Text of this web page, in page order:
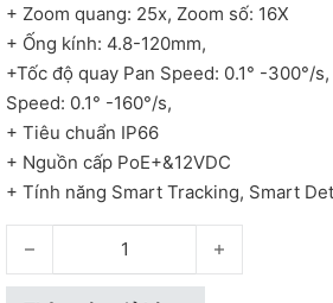
+ Zoom quang: 25x, Zoom số: 16X
+ Ống kính: 4.8-120mm,
+Tốc độ quay Pan Speed: 0.1° -300°/
Speed: 0.1° -160°/s,
+ Tiêu chuẩn IP66
+ Nguồn cấp PoE+&12VDC
+ Tính năng Smart Tracking, Smart
Camera PTZ 4MP, zoom quang 25X -